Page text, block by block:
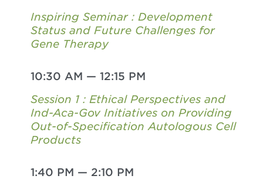
Inspiring Seminar : Development
Status and Future Challenges for
Gene Therapy
10:30 AM — 12:15 PM
Session 1 : Ethical Perspectives and
Ind-Aca-Gov Initiatives on Providing
Out-of-Specification Autologous Cell
Products
1:40 PM — 2:10 PM